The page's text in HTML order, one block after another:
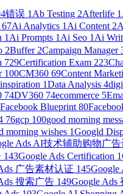
错误 1 Ab Testing 2Afterlife 1
67Ai Analytics 1 Ai Content 2
1 Ai Prompts 1 Ai Seo 1 Ai
2Buffer 2Campaign Manager
729Certification Exam 223
100CM360 69Content
1Data Analysis 4
74DV360 74ecommerce 5
Facebook Blueprint 80
76gcp 100good morning
morning wishes 1Googld
Ads AI技术辅助购物广
143Google Ads Certification 1
广告素材认证 145Google
搜索广告 149Google Ads